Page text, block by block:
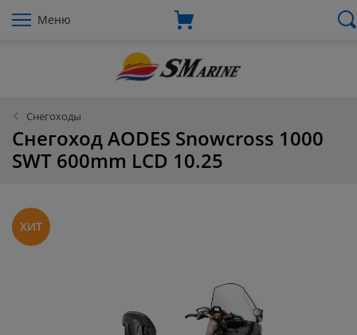
Меню
Снегоходы
Снегоход AODES Snowcross 1000
SWT 600mm LCD 10.25
ХИТ